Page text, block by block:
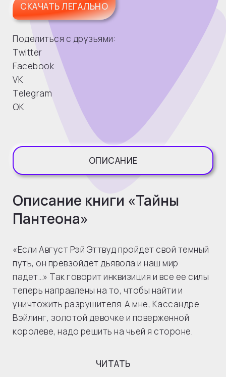
СКАЧАТЬ ЛЕГАЛЬНО
Поделиться с друзьями:
Twitter
Facebook
VK
Telegram
OK
ОПИСАНИЕ
Описание книги «Тайны
Пантеона»
«Если Август Рэй Эттвуд пройдет свой темный
путь, он превзойдет дьявола и наш мир
падет…» Так говорит инквизиция и все ее силы
теперь направлены на то, чтобы найти и
уничтожить разрушителя. А мне, Кассандре
Вэйлинг, золотой девочке и поверженной
королеве, надо решить на чьей я стороне.
ЧИТАТЬ